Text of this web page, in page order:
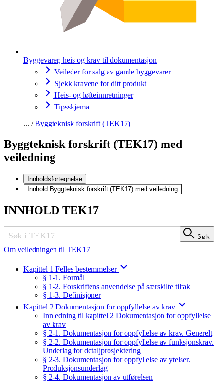
Byggevarer, heis og krav til dokumentasjon
Veileder for salg av gamle byggevarer
Sjekk kravene for ditt produkt
Heis- og løfteinnretninger
Tipsskjema
Byggteknisk forskrift (TEK17)
Byggteknisk forskrift (TEK17) med
veiledning
Innholdsfortegnelse
Innhold Byggteknisk forskrift (TEK17) med veiledning
INNHOLD TEK17
Søk
Om veiledningen til TEK17
Kapittel 1 Felles bestemmelser
§ 1-1. Formål
§ 1-2. Forskriftens anvendelse på særskilte tiltak
§ 1-3. Definisjoner
Kapittel 2 Dokumentasjon for oppfyllelse av krav
Innledning til kapittel 2 Dokumentasjon for oppfyllelse
av krav
§ 2-1. Dokumentasjon for oppfyllelse av krav. Generelt
§ 2-2. Dokumentasjon for oppfyllelse av funksjonskrav.
Underlag for detaljprosjektering
§ 2-3. Dokumentasjon for oppfyllelse av ytelser.
Produksjonsunderlag
§ 2-4. Dokumentasjon av utførelsen